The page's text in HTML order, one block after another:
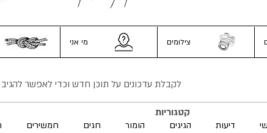
צילומים מי אני
דיעות הגיגים הומור חגים חמשירים
לקבלת עדכונים על תוכן חדש וכדי לאפשר להגיב
קטגוריות